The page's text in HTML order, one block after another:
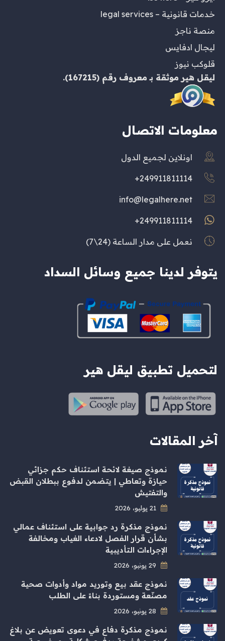
خدمات قانونية – legal services
منصة ناجز
ليجال ادفايس
قلوكب نيوز
ليقل هير موثقة بـ معروف رقم (167215).
معلومات الاتصال
اونلاين لجميع الدول
249911811114+
info@legalhere.net
249911811114+
نعمل على مدار الساعة (24\7)
يتوفر لدينا جميع وسائل السداد
لتحميل تطبيق ليقل هير
آخر المقالات
نموذج صيغة لائحة استئناف حكم جزائي
حيازة وتعاطي | يتضمن لدفوع ببطلان القبض
والتفتيش
نموذج مذكرة رد جوابية على استئناف عمالي
بشأن قرار الفصل لادعاء الغياب ومخالفة
الإجراءات التأديبية
نموذج عقد بيع وتوريد مواد وأدوات صحية
مصنّعة ومستوردة بناءً على الطلب
نموذج مذكرة دفاع في دعوى تعويض عن بلاغ